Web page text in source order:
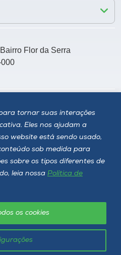
tornar suas interações
Eles nos ajudam a
website está sendo usado,
sob medida para
sobre os tipos diferentes de
leia nossa Política de
os cookies
Flor da Serra